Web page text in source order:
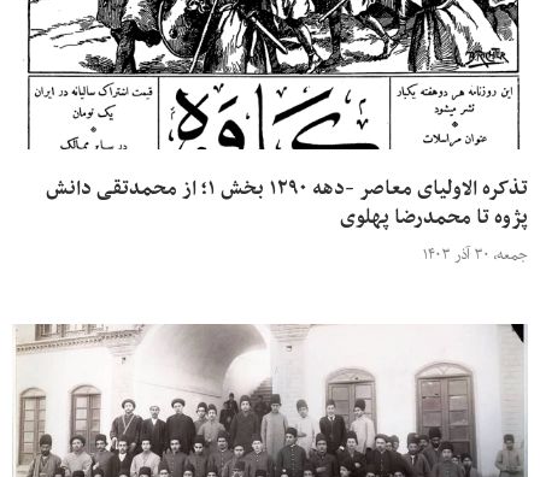
تذکره الاولیای معاصر -دهه ۱۲۹۰ بخش ۱؛ از محمدتقی دانش
پژوه تا محمدرضا پهلوی
جمعه، ۳۰ آذر ۱۴۰۳